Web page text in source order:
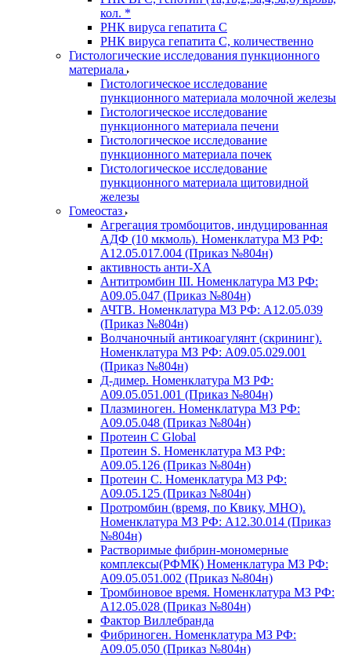
кол. *
РНК вируса гепатита C
РНК вируса гепатита C, количественно
Гистологические исследования пункционного
материала
Гистологическое исследование
пункционного материала молочной железы
Гистологическое исследование
пункционного материала печени
Гистологическое исследование
пункционного материала почек
Гистологическое исследование
пункционного материала щитовидной
железы
Гомеостаз
Агрегация тромбоцитов, индуцированная
АДФ (10 мкмоль). Номенклатура МЗ РФ:
A12.05.017.004 (Приказ №804н)
активность анти-ХА
Антитромбин III. Номенклатура МЗ РФ:
A09.05.047 (Приказ №804н)
АЧТВ. Номенклатура МЗ РФ: A12.05.039
(Приказ №804н)
Волчаночный антикоагулянт (скрининг).
Номенклатура МЗ РФ: A09.05.029.001
(Приказ №804н)
Д-димер. Номенклатура МЗ РФ:
A09.05.051.001 (Приказ №804н)
Плазминоген. Номенклатура МЗ РФ:
A09.05.048 (Приказ №804н)
Протеин C Global
Протеин S. Номенклатура МЗ РФ:
A09.05.126 (Приказ №804н)
Протеин С. Номенклатура МЗ РФ:
A09.05.125 (Приказ №804н)
Протромбин (время, по Квику, МНО).
Номенклатура МЗ РФ: A12.30.014 (Приказ
№804н)
Растворимые фибрин-мономерные
комплексы(РФМК) Номенклатура МЗ РФ:
A09.05.051.002 (Приказ №804н)
Тромбиновое время. Номенклатура МЗ РФ:
A12.05.028 (Приказ №804н)
Фактор Виллебранда
Фибриноген. Номенклатура МЗ РФ:
A09.05.050 (Приказ №804н)